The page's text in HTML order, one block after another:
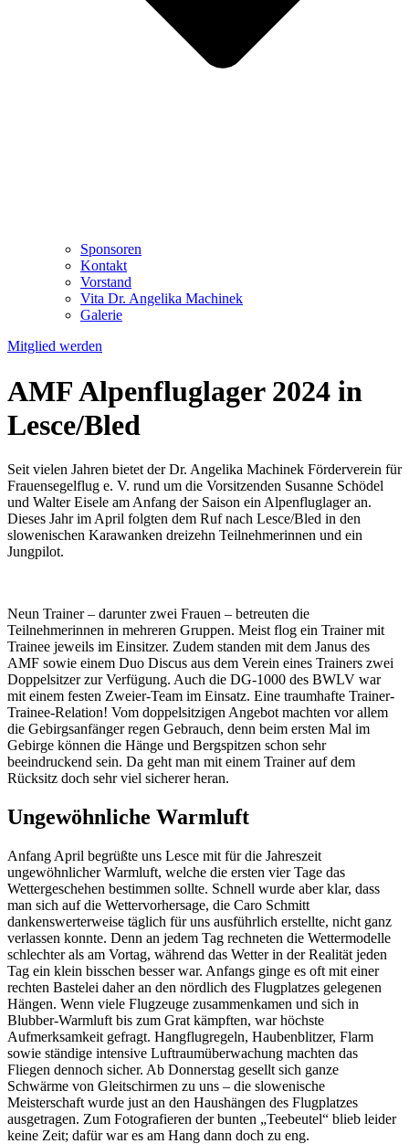
Sponsoren
Kontakt
Vorstand
Vita Dr. Angelika Machinek
Galerie
Mitglied werden
AMF Alpenfluglager 2024 in
Lesce/Bled
Seit vielen Jahren bietet der Dr. Angelika Machinek Förderverein für
Frauensegelflug e. V. rund um die Vorsitzenden Susanne Schödel
und Walter Eisele am Anfang der Saison ein Alpenfluglager an.
Dieses Jahr im April folgten dem Ruf nach Lesce/Bled in den
slowenischen Karawanken dreizehn Teilnehmerinnen und ein
Jungpilot.
Neun Trainer – darunter zwei Frauen – betreuten die
Teilnehmerinnen in mehreren Gruppen. Meist flog ein Trainer mit
Trainee jeweils im Einsitzer. Zudem standen mit dem Janus des
AMF sowie einem Duo Discus aus dem Verein eines Trainers zwei
Doppelsitzer zur Verfügung. Auch die DG-1000 des BWLV war
mit einem festen Zweier-Team im Einsatz. Eine traumhafte Trainer-
Trainee-Relation! Vom doppelsitzigen Angebot machten vor allem
die Gebirgsanfänger regen Gebrauch, denn beim ersten Mal im
Gebirge können die Hänge und Bergspitzen schon sehr
beeindruckend sein. Da geht man mit einem Trainer auf dem
Rücksitz doch sehr viel sicherer heran.
Ungewöhnliche Warmluft
Anfang April begrüßte uns Lesce mit für die Jahreszeit
ungewöhnlicher Warmluft, welche die ersten vier Tage das
Wettergeschehen bestimmen sollte. Schnell wurde aber klar, dass
man sich auf die Wettervorhersage, die Caro Schmitt
dankenswerterweise täglich für uns ausführlich erstellte, nicht ganz
verlassen konnte. Denn an jedem Tag rechneten die Wettermodelle
schlechter als am Vortag, während das Wetter in der Realität jeden
Tag ein klein bisschen besser war. Anfangs ginge es oft mit einer
rechten Bastelei daher an den nördlich des Flugplatzes gelegenen
Hängen. Wenn viele Flugzeuge zusammenkamen und sich in
Blubber-Warmluft bis zum Grat kämpften, war höchste
Aufmerksamkeit gefragt. Hangflugregeln, Haubenblitzer, Flarm
sowie ständige intensive Luftraumüberwachung machten das
Fliegen dennoch sicher. Ab Donnerstag gesellt sich ganze
Schwärme von Gleitschirmen zu uns – die slowenische
Meisterschaft wurde just an den Haushängen des Flugplatzes
ausgetragen. Zum Fotografieren der bunten „Teebeutel“ blieb leider
keine Zeit; dafür war es am Hang dann doch zu eng.